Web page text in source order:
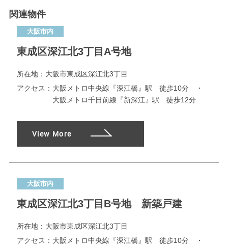
関連物件
大阪市内
東成区深江北3丁目A号地
所在地： 大阪市東成区深江北3丁目
アクセス： 大阪メトロ中央線『深江橋』駅 徒歩10分 ・
大阪メトロ千日前線『新深江』駅 徒歩12分
View More
大阪市内
東成区深江北3丁目B号地 新築戸建
所在地： 大阪市東成区深江北3丁目
アクセス： 大阪メトロ中央線『深江橋』駅 徒歩10分 ・